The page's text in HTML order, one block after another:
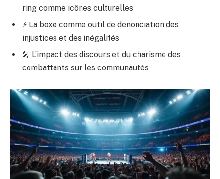
ring comme icônes culturelles
⚡ La boxe comme outil de dénonciation des
injustices et des inégalités
🎤 L’impact des discours et du charisme des
combattants sur les communautés